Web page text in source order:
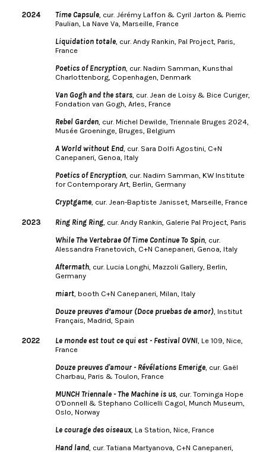
2024 Time Capsule, cur. Jérémy Laffon & Cyril Jarton & Pierric
Paulian, La Nave Va, Marseille, France
Liquidation totale, cur. Andy Rankin, Pal Project, Paris,
France
Poetics of Encryption, cur. Nadim Samman, Kunsthal
Charlottenborg, Copenhagen, Denmark
Van Gogh and the stars, cur. Jean de Loisy & Bice Curiger,
Fondation van Gogh, Arles, France
Rebel Garden, cur. Michel Dewilde, Triennale Bruges 2024,
Musée Groeninge, Bruges, Belgium
A World without End, cur. Sara Dolfi Agostini, C+N
Canepaneri, Genoa, Italy
Poetics of Encryption, cur. Nadim Samman, KW Institute
for Contemporary Art, Berlin, Germany
Cryptgame, cur. Jean-Baptiste Janisset, Marseille, France
2023 Ring Ring Ring, cur. Andy Rankin, Galerie Pal Project, Paris
While The Vertebrae Of Time Continue To Spin, cur.
Alessandra Franetovich, C+N Canepaneri, Genoa, Italy
Aftermath, cur. Lucia Longhi, Mazzoli Gallery, Berlin,
Germany
miart, booth C+N Canepaneri, Milan, Italy
Douze preuves d’amour (Doce pruebas de amor), Institut
Français, Madrid, Spain
2022 Le monde est tout ce qui est - Festival OVNI, Le 109, Nice,
France
Douze preuves d'amour - Révélations Emerige, cur. Gaël
Charbau, Paris & Toulon, France
MUNCH Triennale - The Machine is us, cur. Tominga Hope
O'Donnell & Stephano Collicelli Cagol, Munch Museum,
Oslo, Norway
Le courage des oiseaux, La Station, Nice, France
Hand land, cur. Tatiana Martyanova, C+N Canepaneri,